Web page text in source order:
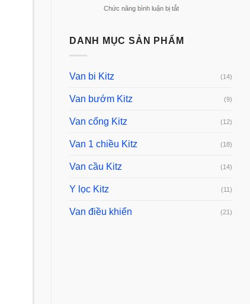
kiểu
nào?
đường
mát
Chức năng bình luận bị tắtở
chiều
DANH MỤC SẢN PHẨM
Van bi Kitz (14)
Van bướm Kitz (9)
Van cổng Kitz (12)
Van 1 chiều Kitz (18)
Van cầu Kitz (14)
Y lọc Kitz (11)
Van điều khiển (21)